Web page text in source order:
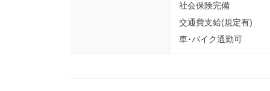
社会保険完備
交通費支給(規定有)
車･バイク通勤可